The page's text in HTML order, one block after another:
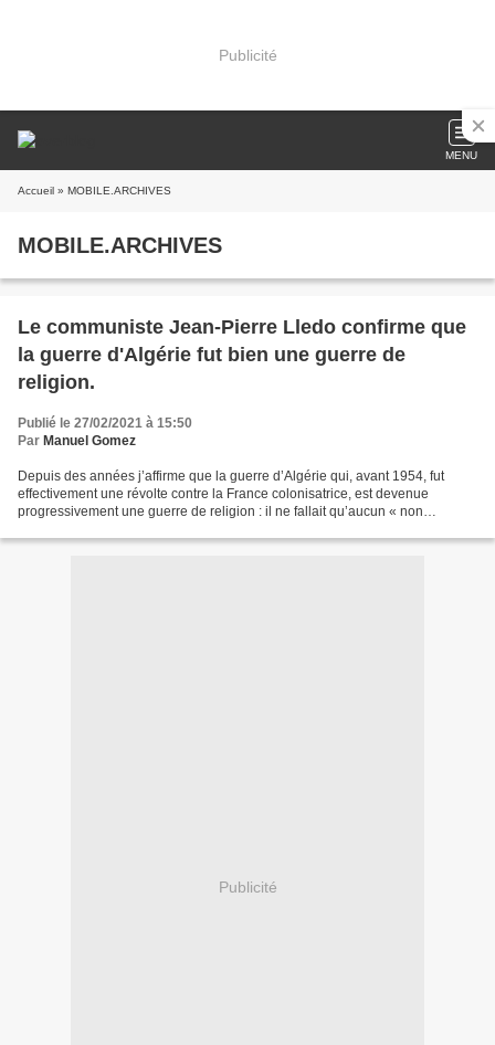
Publicité
MENU
Accueil » MOBILE.ARCHIVES
MOBILE.ARCHIVES
Le communiste Jean-Pierre Lledo confirme que
la guerre d'Algérie fut bien une guerre de
religion.
Publié le 27/02/2021 à 15:50
Par Manuel Gomez
Depuis des années j’affirme que la guerre d’Algérie qui, avant 1954, fut
effectivement une révolte contre la France colonisatrice, est devenue
progressivement une guerre de religion : il ne fallait qu’aucun « non
Publicité